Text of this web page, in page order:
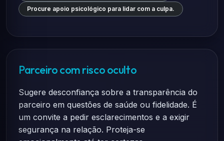
Procure apoio psicológico para lidar com a culpa.
Parceiro com risco oculto
Sugere desconfiança sobre a transparência do
parceiro em questões de saúde ou fidelidade. É
um convite a pedir esclarecimentos e a exigir
segurança na relação. Proteja-se